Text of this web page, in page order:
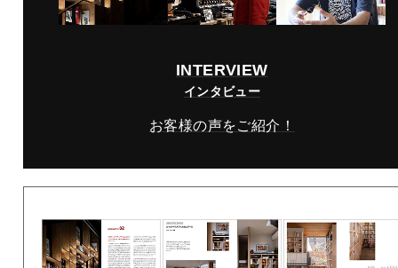
INTERVIEW
インタビュー
お客様の声をご紹介！